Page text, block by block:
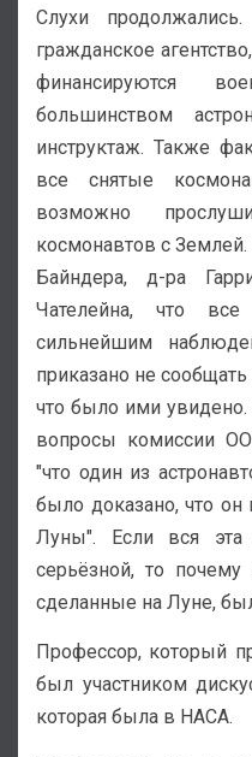
Слухи
гражданское
финансируются
большинством
инструктаж. Также
все снятые
возможно
космонавтов с
Байндера, д-ра
Чателейна, что
сильнейшим
приказано не
что было ими
вопросы комиссии
"что один из
было доказано, что
Луны". Если вся эта
серьёзной, то
сделанные на Луне,
Профессор, который
был участником
которая была в НАСА.